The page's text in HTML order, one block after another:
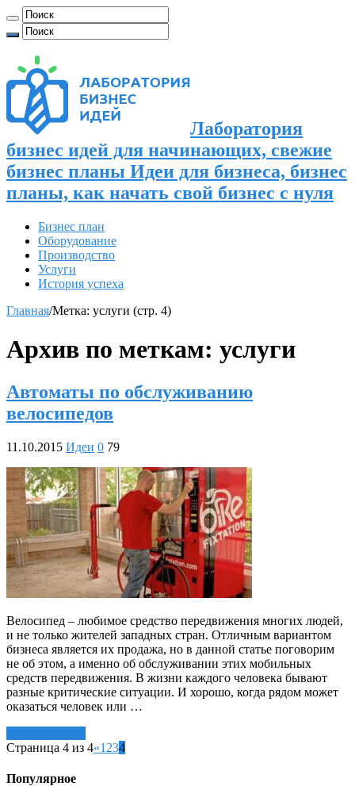
Лаборатория
бизнес идей для начинающих, свежие
бизнес планы Идеи для бизнеса, бизнес
планы, как начать свой бизнес с нуля
Бизнес план
Оборудование
Производство
Услуги
История успеха
Главная/Метка: услуги (стр. 4)
Архив по меткам: услуги
Автоматы по обслуживанию
велосипедов
11.10.2015 Идеи 0 79
Велосипед – любимое средство передвижения многих людей,
и не только жителей западных стран. Отличным вариантом
бизнеса является их продажа, но в данной статье поговорим
не об этом, а именно об обслуживании этих мобильных
средств передвижения. В жизни каждого человека бывают
разные критические ситуации. И хорошо, когда рядом может
оказаться человек или …
Страница 4 из 4«1 234
Популярное